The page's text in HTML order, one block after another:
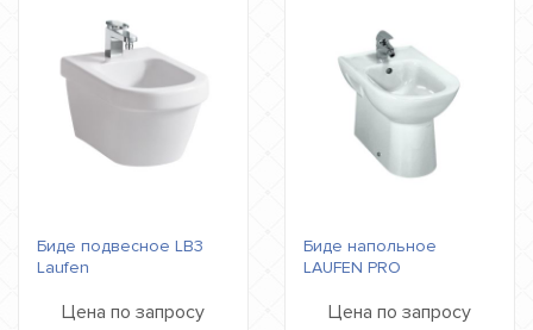
Биде подвесное LB3
Laufen
Цена по запросу
Биде напольное
LAUFEN PRO
Цена по запросу